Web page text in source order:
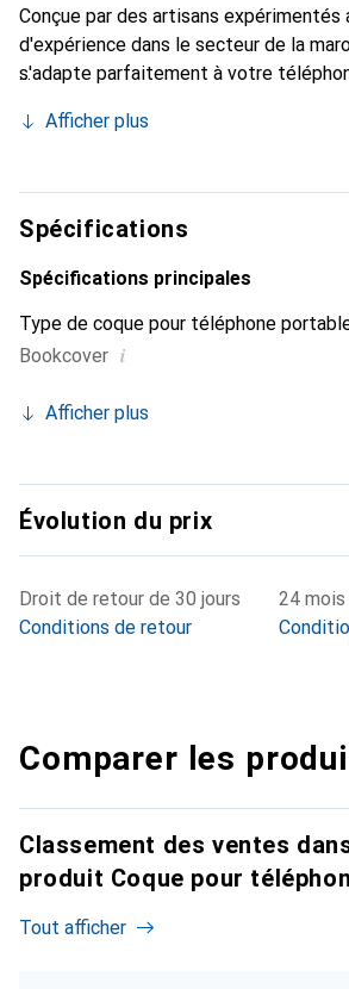
Conçue par des artisans expérimentés
d'expérience dans le secteur de la
s'adapte parfaitement à votre
peau. Elle devient un accessoire chic
ses produits de haute qualité, la
choix fiable pour une clientèle
Afficher plus
Spécifications
Spécifications principales
Type de coque pour téléphone
Bookcover i
Afficher plus
Évolution du prix
Droit de retour de 30 jours
Conditions de retour
24 mois
Comparer les
Classement des ventes
produit Coque pour
Tout afficher